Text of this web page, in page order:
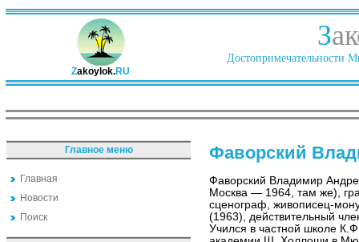
Zakoylok.RU
З
Достопримечательности
Главное меню
Главная
Новости
Поиск
Фаворский
Фаворский Владимир
Москва — 1964, там же),
сценограф, живописец-
(1963), действительный
Учился в частной школе